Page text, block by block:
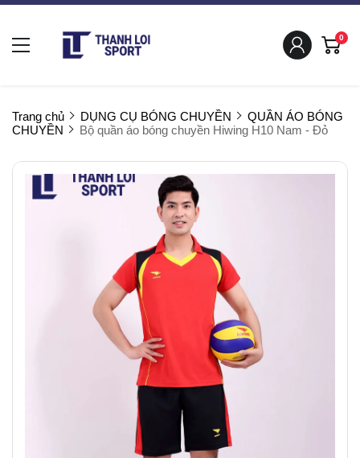
0
Trang chủ DỤNG CỤ BÓNG CHUYỀN
QUẦN ÁO BÓNG
CHUYỀN
Bộ quần áo bóng chuyền Hiwing H10 Nam - Đỏ